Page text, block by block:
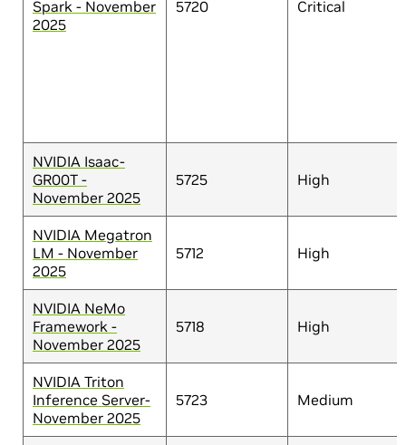
Spark - November
2025
5720 Critical
NVIDIA Isaac-
GR00T -
November 2025
5725 High
NVIDIA Megatron
LM - November
2025
5712 High
NVIDIA NeMo
Framework -
November 2025
5718 High
NVIDIA Triton
Inference Server-
November 2025
5723 Medium